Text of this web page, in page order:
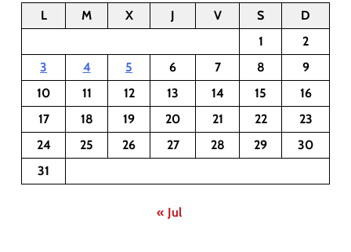
L M X J V S
D
1
2
3
4 5 6 7 8
9
10
11 12 13 14 15
16
17
18 19 20 21 22
23
24
25 26 27 28 29
30
31
« Jul